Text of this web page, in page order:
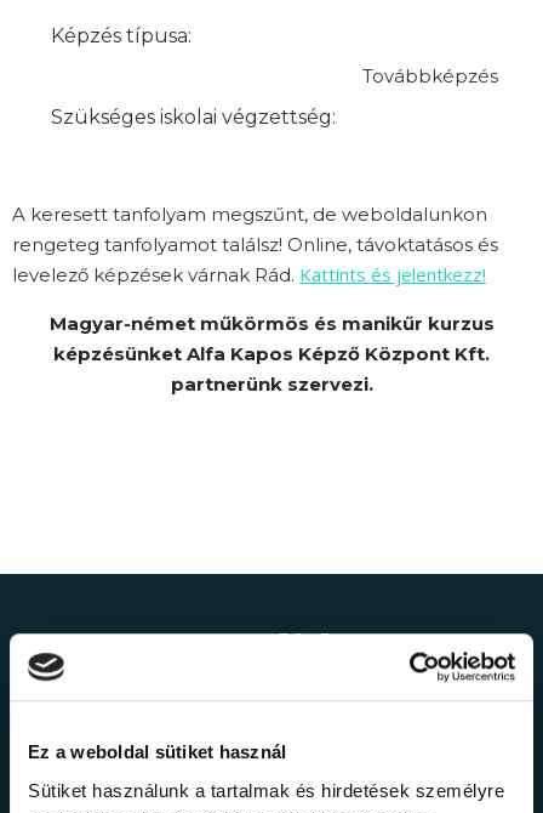
Ez a weboldal sütiket használ
Sütiket használunk a tartalmak és hirdetések személyre
Képzés típusa:
Továbbképzés
Szükséges iskolai végzettség:
A keresett tanfolyam megszűnt, de weboldalunkon
rengeteg tanfolyamot találsz! Online, távoktatásos és
levelező képzések várnak Rád. Kattints és jelentkezz!
Magyar-német műkörmös és manikűr kurzus
képzésünket Alfa Kapos Képző Központ Kft.
partnerünk szervezi.
Ne maradj le a
legfrissebb
információkról!